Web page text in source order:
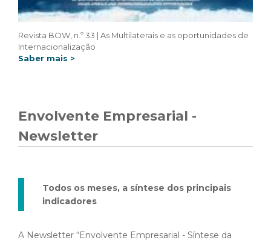
Revista BOW, n.º 33 | As Multilaterais e as oportunidades de
Internacionalização
Saber mais >
Envolvente Empresarial -
Newsletter
Todos os meses, a síntese dos principais
indicadores
A Newsletter “Envolvente Empresarial - Síntese da